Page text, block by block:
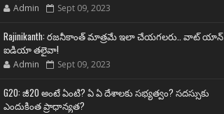
Admin Sept 09, 2023
Rajinikanth: రజనీకాంత్ మాత్రమే ఇలా చేయగలరు.. వాట్ యాన్
ఐడియా తలైవా!
Admin Sept 09, 2023
G20: జీ20 అంటే ఏంటి? ఏ ఏ దేశాలకు సభ్యత్వం? సదస్సుకు
ఎందుకింత ప్రాధాన్యత?